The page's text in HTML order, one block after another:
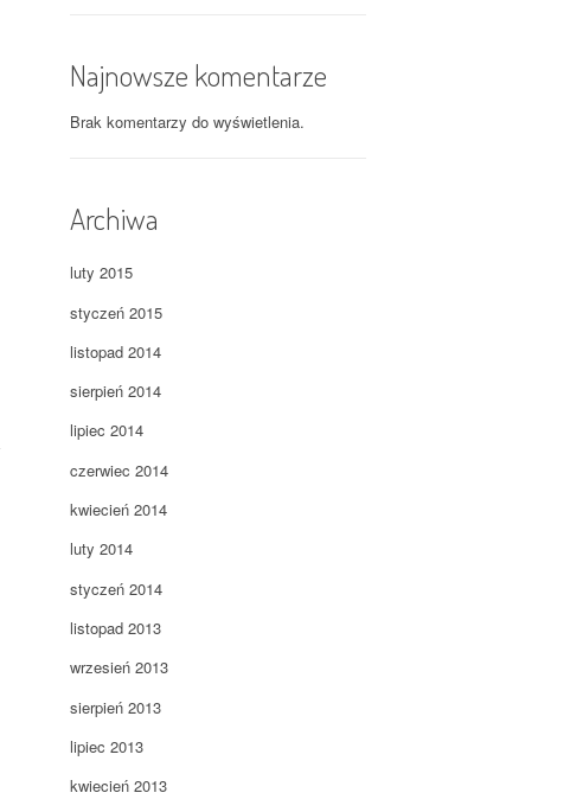
Najnowsze komentarze
Brak komentarzy do wyświetlenia.
Archiwa
luty 2015
styczeń 2015
listopad 2014
sierpień 2014
lipiec 2014
czerwiec 2014
kwiecień 2014
luty 2014
styczeń 2014
listopad 2013
wrzesień 2013
sierpień 2013
lipiec 2013
kwiecień 2013